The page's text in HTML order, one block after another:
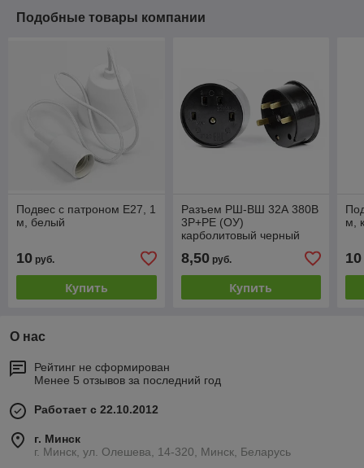
Подобные товары компании
Подвес с патроном E27, 1
м, белый
10 руб.
Купить
Разъем РШ-ВШ 32А 380В
3P+PE (ОУ)
карболитовый черный
8,50руб.
Купить
м,
10
О нас
Рейтинг не сформирован
Менее 5 отзывов за последний год
Работает с 22.10.2012
г. Минск
г. Минск, ул. Олешева, 14-320, Минск, Беларусь